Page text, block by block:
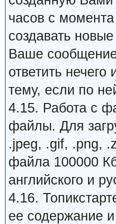
часов с
создавать
Ваше сообщение
ответить
тему, если по
4.15. Работа с
файлы. Для
.jpeg, .gif, .png,
файла 100000
английского и
4.16.
ее содержание